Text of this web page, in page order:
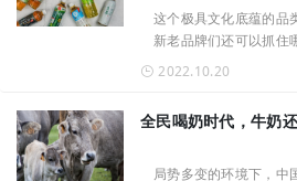
这个极具文化底蕴的品
新老品牌们还可以抓住
进行全方位的突围？
2022.10.20
全民喝奶时代，牛奶
局势多变的环境下，中